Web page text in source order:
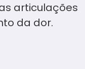
articulações
da dor.